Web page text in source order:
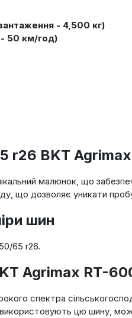
- 4,500 кг)
- 50 км/год)
r26 BKT
малюнок, що
що дозволяє уникати
шин
65 r26.
Agrimax RT-
спектра
використовують цю шину,